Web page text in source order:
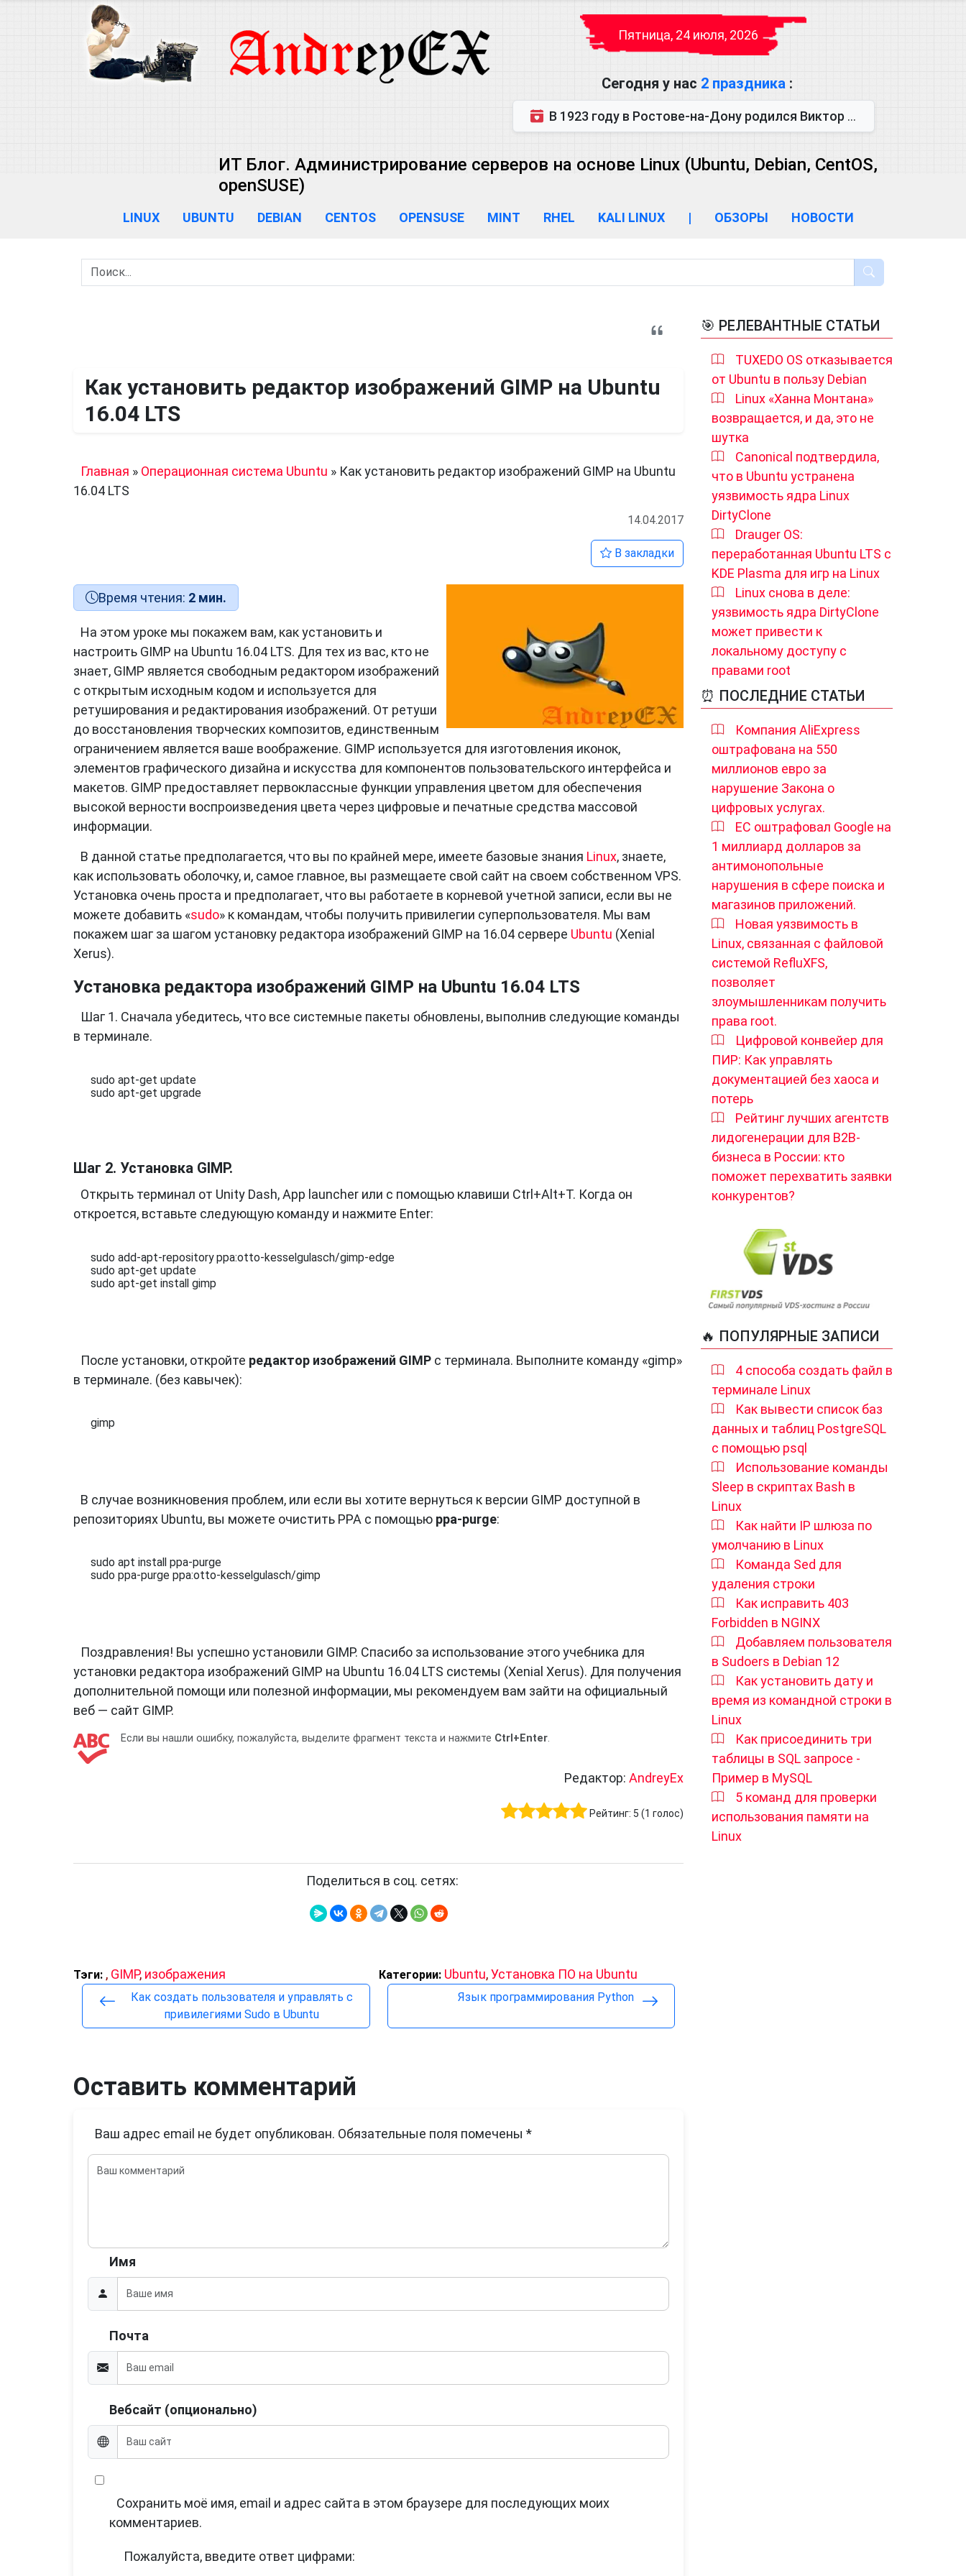
Пятница, 24 июля, 2026
Сегодня у нас 2 праздника :
В 1923 году в Ростове-на-Дону родился Виктор Михайлович Глушков. Под руководством Виктора Михайло...
ИТ Блог. Администрирование серверов на основе Linux (Ubuntu, Debian, CentOS,
openSUSE)
LINUX UBUNTU DEBIAN CENTOS OPENSUSE MINT RHEL KALI LINUX | ОБЗОРЫ НОВОСТИ
Как установить редактор изображений GIMP на Ubuntu
16.04 LTS
Главная » Операционная система Ubuntu » Как установить редактор изображений GIMP на Ubuntu
16.04 LTS
14.04.2017
В закладки
Время чтения: 2 мин.
На этом уроке мы покажем вам, как установить и
настроить GIMP на Ubuntu 16.04 LTS. Для тех из вас, кто не
знает, GIMP является свободным редактором изображений
с открытым исходным кодом и используется для
ретуширования и редактирования изображений. От ретуши
до восстановления творческих композитов, единственным
ограничением является ваше воображение. GIMP используется для изготовления иконок,
элементов графического дизайна и искусства для компонентов пользовательского интерфейса и
макетов. GIMP предоставляет первоклассные функции управления цветом для обеспечения
высокой верности воспроизведения цвета через цифровые и печатные средства массовой
информации.
В данной статье предполагается, что вы по крайней мере, имеете базовые знания Linux, знаете,
как использовать оболочку, и, самое главное, вы размещаете свой сайт на своем собственном VPS.
Установка очень проста и предполагает, что вы работаете в корневой учетной записи, если вы не
можете добавить «sudo» к командам, чтобы получить привилегии суперпользователя. Мы вам
покажем шаг за шагом установку редактора изображений GIMP на 16.04 сервере Ubuntu (Xenial
Xerus).
Установка редактора изображений GIMP на Ubuntu 16.04 LTS
Шаг 1. Сначала убедитесь, что все системные пакеты обновлены, выполнив следующие команды
в терминале.
sudo apt-get update
sudo apt-get upgrade
Шаг 2. Установка GIMP.
Открыть терминал от Unity Dash, App launcher или с помощью клавиши Ctrl+Alt+T. Когда он
откроется, вставьте следующую команду и нажмите Enter:
sudo add-apt-repository ppa:otto-kesselgulasch/gimp-edge
sudo apt-get update
sudo apt-get install gimp
После установки, откройте редактор изображений GIMP с терминала. Выполните команду «gimp»
в терминале. (без кавычек):
gimp
В случае возникновения проблем, или если вы хотите вернуться к версии GIMP доступной в
репозиториях Ubuntu, вы можете очистить PPA с помощью ppa-purge:
sudo apt install ppa-purge
sudo ppa-purge ppa:otto-kesselgulasch/gimp
Поздравления! Вы успешно установили GIMP. Спасибо за использование этого учебника для
установки редактора изображений GIMP на Ubuntu 16.04 LTS системы (Xenial Xerus). Для получения
дополнительной помощи или полезной информации, мы рекомендуем вам зайти на официальный
веб — сайт GIMP.
Если вы нашли ошибку, пожалуйста, выделите фрагмент текста и нажмите Ctrl+Enter.
Редактор: AndreyEx
Рейтинг: 5 (1 голос)
Поделиться в соц. сетях:
Тэги: , GIMP, изображения Категории: Ubuntu,Установка ПО на Ubuntu
Как создать пользователя и управлять с
привилегиями Sudo в Ubuntu
Язык программирования Python
Оставить комментарий
Ваш адрес email не будет опубликован. Обязательные поля помечены *
Имя
Почта
Вебсайт (опционально)
Сохранить моё имя, email и адрес сайта в этом браузере для последующих моих
комментариев.
Пожалуйста, введите ответ цифрами:
🎯 РЕЛЕВАНТНЫЕ СТАТЬИ
TUXEDO OS отказывается
от Ubuntu в пользу Debian
Linux «Ханна Монтана»
возвращается, и да, это не
шутка
Canonical подтвердила,
что в Ubuntu устранена
уязвимость ядра Linux
DirtyClone
Drauger OS:
переработанная Ubuntu LTS с
KDE Plasma для игр на Linux
Linux снова в деле:
уязвимость ядра DirtyClone
может привести к
локальному доступу с
правами root
⏰ ПОСЛЕДНИЕ СТАТЬИ
Компания AliExpress
оштрафована на 550
миллионов евро за
нарушение Закона о
цифровых услугах.
ЕС оштрафовал Google на
1 миллиард долларов за
антимонопольные
нарушения в сфере поиска и
магазинов приложений.
Новая уязвимость в
Linux, связанная с файловой
системой RefluXFS,
позволяет
злоумышленникам получить
права root.
Цифровой конвейер для
ПИР: Как управлять
документацией без хаоса и
потерь
Рейтинг лучших агентств
лидогенерации для B2B-
бизнеса в России: кто
поможет перехватить заявки
конкурентов?
🔥 ПОПУЛЯРНЫЕ ЗАПИСИ
4 способа создать файл в
терминале Linux
Как вывести список баз
данных и таблиц PostgreSQL
с помощью psql
Использование команды
Sleep в скриптах Bash в
Linux
Как найти IP шлюза по
умолчанию в Linux
Команда Sed для
удаления строки
Как исправить 403
Forbidden в NGINX
Добавляем пользователя
в Sudoers в Debian 12
Как установить дату и
время из командной строки в
Linux
Как присоединить три
таблицы в SQL запросе -
Пример в MySQL
5 команд для проверки
использования памяти на
Linux